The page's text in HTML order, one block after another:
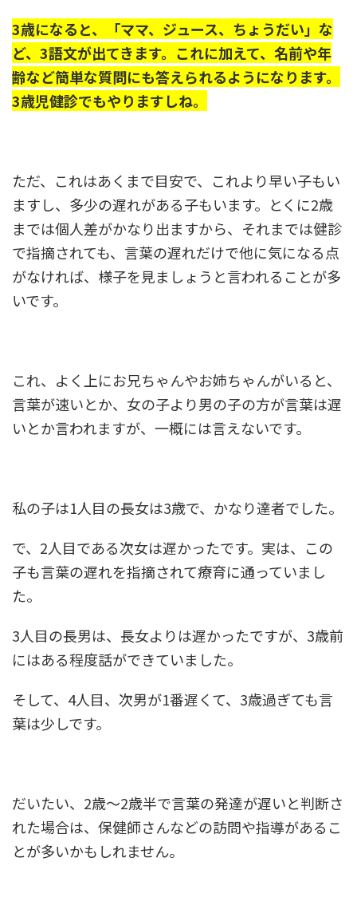
3歳になると、「ママ、ジュース、ちょうだい」な
ど、3語文が出てきます。これに加えて、名前や年
齢など簡単な質問にも答えられるようになります。
3歳児健診でもやりますしね。
ただ、これはあくまで目安で、これより早い子もい
ますし、多少の遅れがある子もいます。とくに2歳
までは個人差がかなり出ますから、それまでは健診
で指摘されても、言葉の遅れだけで他に気になる点
がなければ、様子を見ましょうと言われることが多
いです。
これ、よく上にお兄ちゃんやお姉ちゃんがいると、
言葉が速いとか、女の子より男の子の方が言葉は遅
いとか言われますが、一概には言えないです。
私の子は1人目の長女は3歳で、かなり達者でした。
で、2人目である次女は遅かったです。実は、この
子も言葉の遅れを指摘されて療育に通っていまし
た。
3人目の長男は、長女よりは遅かったですが、3歳前
にはある程度話ができていました。
そして、4人目、次男が1番遅くて、3歳過ぎても言
葉は少しです。
だいたい、2歳～2歳半で言葉の発達が遅いと判断さ
れた場合は、保健師さんなどの訪問や指導があるこ
とが多いかもしれません。